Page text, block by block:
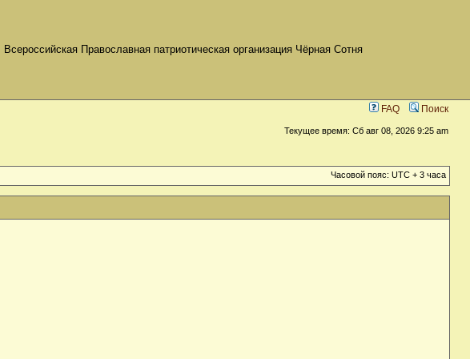
Всероссийская Православная патриотическая организация Чёрная Сотня
FAQ Поиск
Текущее время: Сб авг 08, 2026 9:25 am
Часовой пояс: UTC + 3 часа